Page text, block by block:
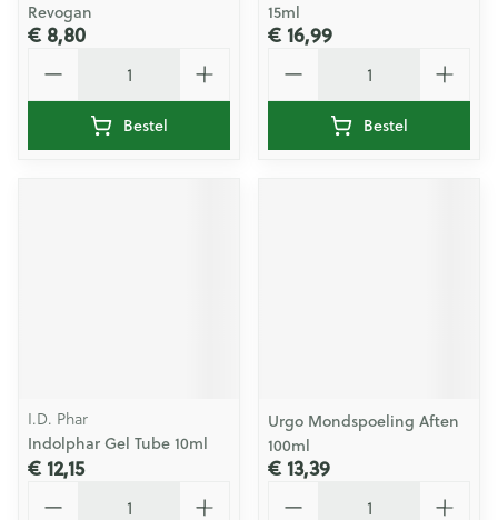
Revogan
€ 8,80
Bestel
15ml
€ 16,99
Bestel
I.D. Phar
Indolphar Gel Tube 10ml
€ 12,15
Urgo Mondspoeling Aften
100ml
€ 13,39